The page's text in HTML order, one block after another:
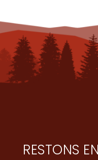
RESTONS